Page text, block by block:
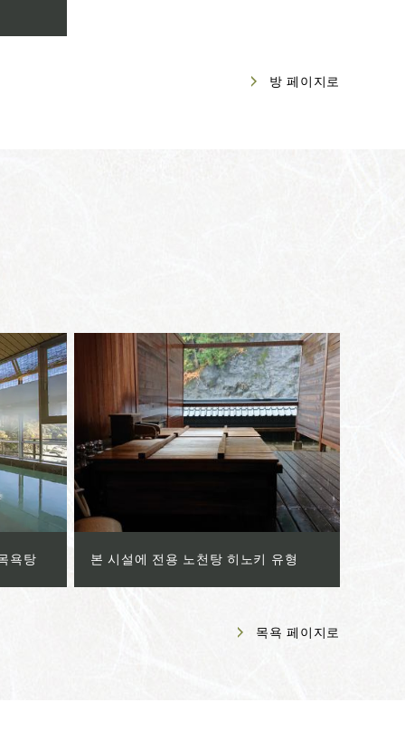
방 페이지로
욕탕 본 시설에 전용 노천탕 히노키 유형
목욕 페이지로